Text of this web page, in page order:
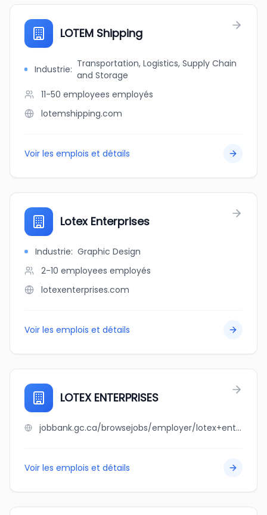
LOTEM Shipping
Industrie: Transportation, Logistics, Supply Chain
and Storage
11-50 employees employés
lotemshipping.com
Voir les emplois et détails
Lotex Enterprises
Industrie: Graphic Design
2-10 employees employés
lotexenterprises.com
Voir les emplois et détails
LOTEX ENTERPRISES
jobbank.gc.ca/browsejobs/employer/lotex+enterprises/ca
Voir les emplois et détails